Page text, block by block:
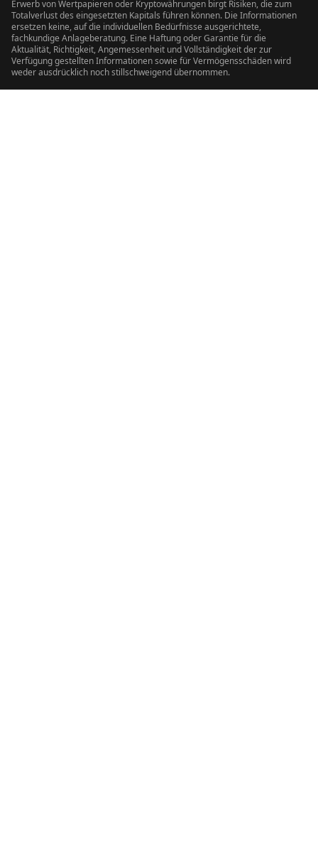
Erwerb von Wertpapieren oder Kryptowährungen birgt Risiken, die zum
Totalverlust des eingesetzten Kapitals führen können. Die Informationen
ersetzen keine, auf die individuellen Bedürfnisse ausgerichtete,
fachkundige Anlageberatung. Eine Haftung oder Garantie für die
Aktualität, Richtigkeit, Angemessenheit und Vollständigkeit der zur
Verfügung gestellten Informationen sowie für Vermögensschäden wird
weder ausdrücklich noch stillschweigend übernommen.